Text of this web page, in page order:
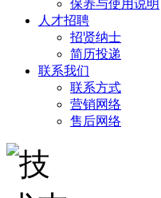
保养与使用说明
人才招聘
招贤纳士
简历投递
联系我们
联系方式
营销网络
售后网络